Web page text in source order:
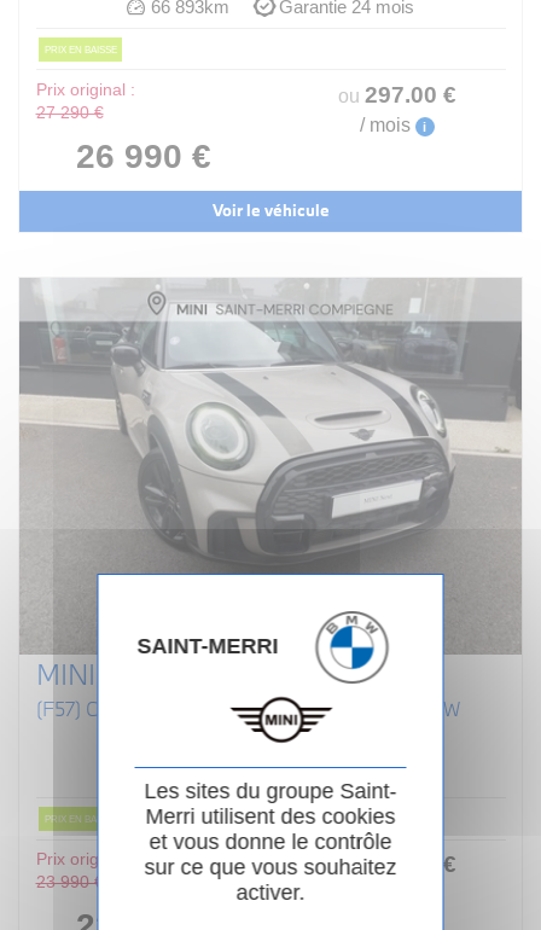
66 893km
Garantie 24 mois
PRIX EN BAISSE
Prix original :
27 290 €
26 990 €
ou 297.00 €
/ mois i
Voir le véhicule
MINI CABRIOLET F57 LCI II
(F57) COOPER S 192 CABRIOLET FINITION JCW
PRIX EN BAISSE
Prix original :
23 990 €
ou253 €
SAINT-MERRI
Les sites du groupe Saint-
Merri utilisent des cookies
et vous donne le contrôle
sur ce que vous souhaitez
activer.